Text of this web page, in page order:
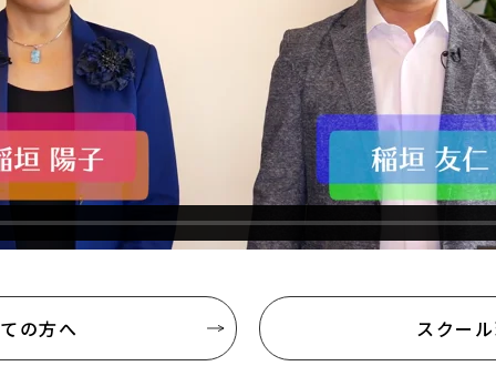
の方へ スクー